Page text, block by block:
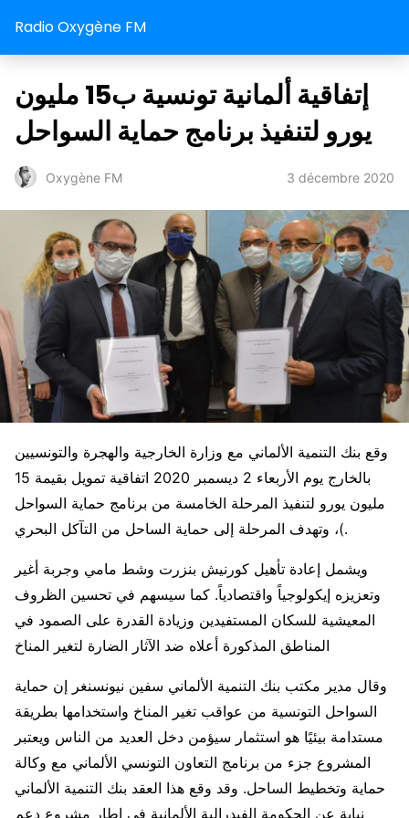
Radio Oxygène FM
إتفاقية ألمانية تونسية ب15 مليون
يورو لتنفيذ برنامج حماية السواحل
Oxygène FM 3 décembre 2020
وقع بنك التنمية الألماني مع وزارة الخارجية والهجرة والتونسيين
بالخارج يوم الأربعاء 2 ديسمبر 2020 اتفاقية تمويل بقيمة 15
مليون يورو لتنفيذ المرحلة الخامسة من برنامج حماية السواحل
)، وتهدف المرحلة إلى حماية الساحل من التآكل البحري.
ويشمل إعادة تأهيل كورنيش بنزرت وشط مامي وجربة أغير
وتعزيزه إيكولوجياً واقتصادياً. كما سيسهم في تحسين الظروف
المعيشية للسكان المستفيدين وزيادة القدرة على الصمود في
المناطق المذكورة أعلاه ضد الآثار الضارة لتغير المناخ
وقال مدير مكتب بنك التنمية الألماني سفين نيونسنغر إن حماية
السواحل التونسية من عواقب تغير المناخ واستخدامها بطريقة
مستدامة بيئيًا هو استثمار سيؤمن دخل العديد من الناس ويعتبر
المشروع جزء من برنامج التعاون التونسي الألماني مع وكالة
حماية وتخطيط الساحل. وقد وقع هذا العقد بنك التنمية الألماني
نيابة عن الحكومة الفيدرالية الألمانية في إطار مشروع دعم